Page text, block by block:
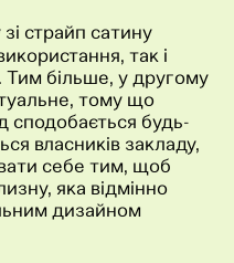
страйп сатину
так і
більше, у другому
тому що
сподобається будь-
власників закладу,
себе тим, щоб
яка відмінно
дизайном